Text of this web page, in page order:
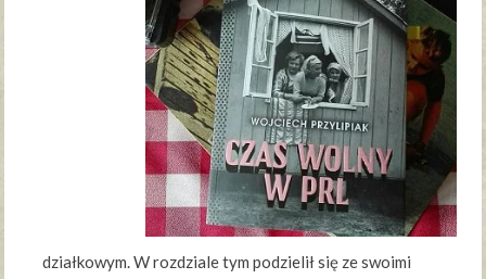
działkowym. W rozdziale tym podzielił się ze swoimi